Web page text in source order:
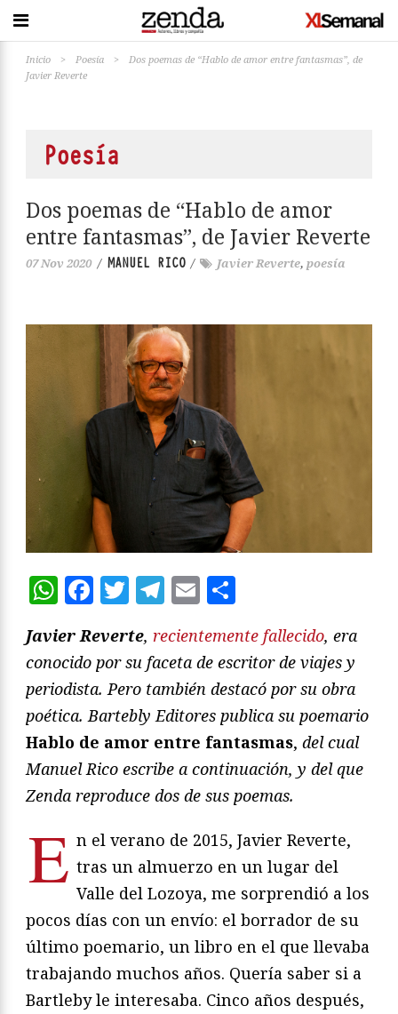
Inicio > Poesía >
Dos poemas de “Hablo de amor entre fantasmas”, de
Javier Reverte
Poesía
Dos poemas de “Hablo de amor
entre fantasmas”, de Javier Reverte
07 Nov 2020 / MANUEL RICO / Javier Reverte, poesía
WhatsApp
Facebook
Twitter
Telegram
Email
Javier Reverte, recientemente fallecido, era
conocido por su faceta de escritor de viajes y
periodista. Pero también destacó por su obra
poética. Bartebly Editores publica su poemario
Hablo de amor entre fantasmas, del cual
Manuel Rico escribe a continuación, y del que
Zenda reproduce dos de sus poemas.
E n el verano de 2015, Javier Reverte,
tras un almuerzo en un lugar del
Valle del Lozoya, me sorprendió a los
pocos días con un envío: el borrador de su
último poemario, un libro en el que llevaba
trabajando muchos años. Quería saber si a
Bartleby le interesaba. Cinco años después,